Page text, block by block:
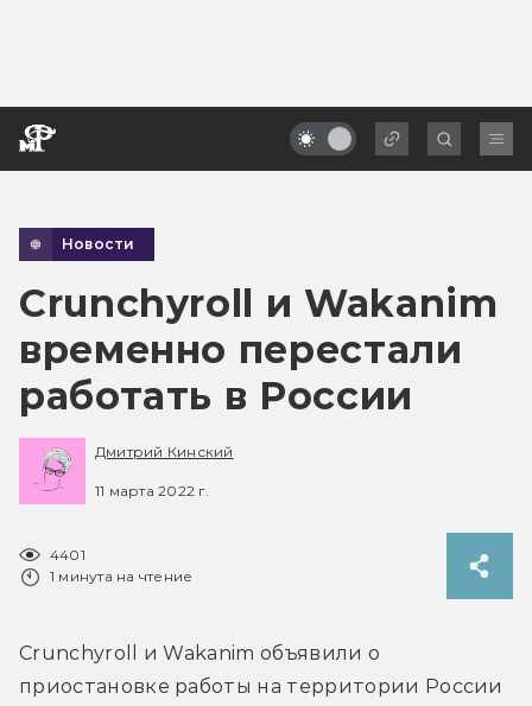
Новости
Crunchyroll и Wakanim
временно перестали
работать в России
Дмитрий Кинский
11 марта 2022 г.
4401
1 минута на чтение
Crunchyroll и Wakanim объявили о
приостановке работы на территории России